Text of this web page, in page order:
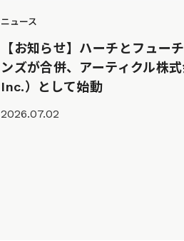
ニュース
【お知らせ】ハーチとフュー
ンズが合併、アーティクル株
Inc.）として始動
2026.07.02